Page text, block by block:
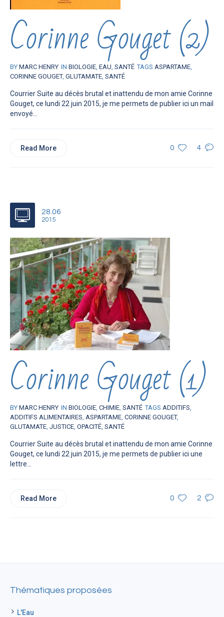
Corinne Gouget (2)
BY MARC HENRY IN BIOLOGIE EAU SANTÉ TAGS ASPARTAME
CORINNE GOUGET, GLUTAMATE SANTÉ
Courrier Suite au décès brutal et inattendu de mon amie Corinne
Gouget, ce lundi 22 juin 2015, je me permets de publier ici un mail
envoyé...
0 4
Read More
28.06
2015
Corinne Gouget (1)
BY MARC HENRY IN BIOLOGIE CHIMIE SANTÉ TAGS ADDITIFS
ADDITIFS ALIMENTAIRES ASPARTAME CORINNE GOUGET,
GLUTAMATE JUSTICE OPACITÉ SANTÉ
Courrier Suite au décès brutal et inattendu de mon amie Corinne
Gouget, ce lundi 22 juin 2015, je me permets de publier ici une
lettre...
0 2
Read More
Thématiques proposées
L'Eau